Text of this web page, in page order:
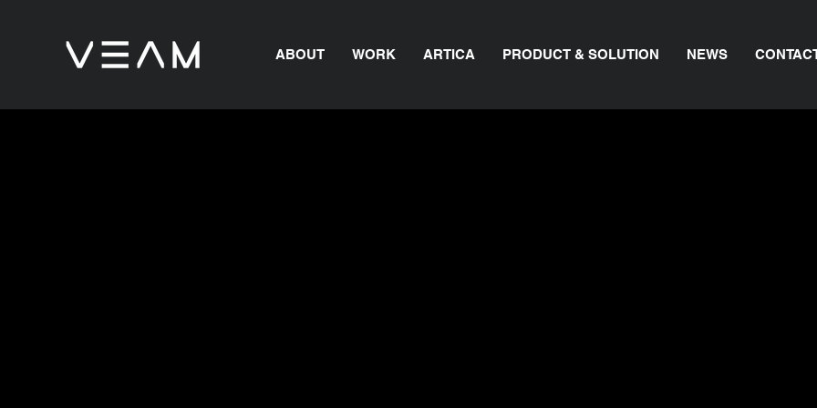
ABOUT WORK ARTICA PRODUCT & SOLUTION NEWS